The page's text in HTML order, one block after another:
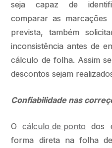
seja capaz de
comparar as marcações
prevista, também
inconsistência antes de
cálculo de folha. Assim
descontos sejam
Confiabilidade nas
Ocálculo de ponto dos
forma direta na folha